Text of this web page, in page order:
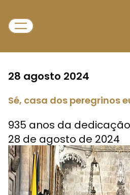
28 agosto 2024
Sé, casa dos peregrinos
935 anos da
28 de agosto de 2024